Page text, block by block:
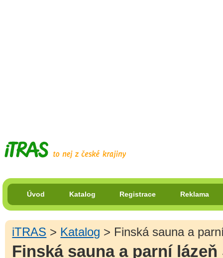
Úvod Katalog Registrace Reklama
iTRAS > Katalog > Finská sauna a
Finská sauna a parní